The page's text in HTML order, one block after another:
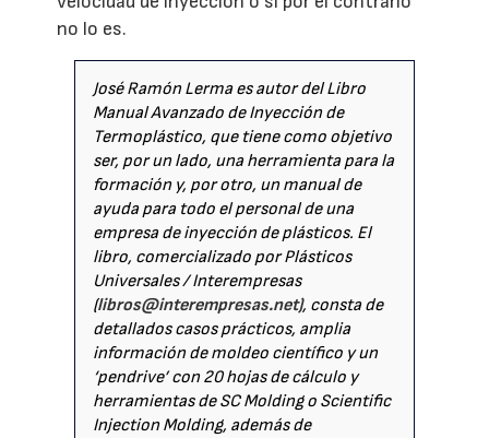
no lo es.
José Ramón Lerma es autor del Libro
Manual Avanzado de Inyección de
Termoplástico, que tiene como objetivo
ser, por un lado, una herramienta para la
formación y, por otro, un manual de
ayuda para todo el personal de una
empresa de inyección de plásticos. El
libro, comercializado por Plásticos
Universales / Interempresas
(libros@interempresas.net), consta de
detallados casos prácticos, amplia
información de moldeo científico y un
‘pendrive’ con 20 hojas de cálculo y
herramientas de SC Molding o Scientific
Injection Molding, además de